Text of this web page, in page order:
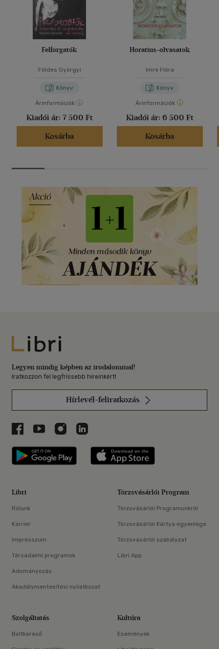
Felforgatók
Földes Györgyi
Könyv
Árinformációk
Kiadói ár: 7 500 Ft
Kosárba
Horatius-olvasatok
Imre Flóra
Könyv
Árinformációk
Kiadói ár: 6 500 Ft
Kosárba
Libri
Legyen mindig képben az irodalommal!
Iratkozzon fel legfrissebb híreinkért!
Hírlevél-feliratkozás
Libri a Facebookon
Libri a Youtube-on
Libri az Instagramon
Libri a LinkedInen
Libri applikáció Szerezd meg: Google
Libri
Rólunk
Karrier
Impresszum
Társadalmi programok
Adományozás
Akadálymentesítési nyilatkozat
Törzsvásárlói Program
Törzsvásárlói Programunkról
Törzsvásárlói Kártya egyenlege
Törzsvásárlói szabályzat
Libri App
Szolgáltatás
Boltkereső
Kultúra
Események